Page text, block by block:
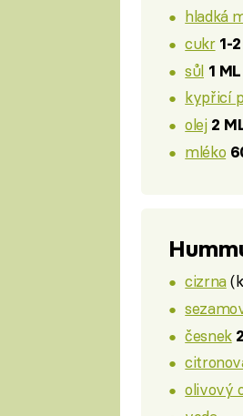
hladká
cukr 1-
sůl 1 ML
kypřicí
olej 2
mléko
cizrna
česnek
olivový